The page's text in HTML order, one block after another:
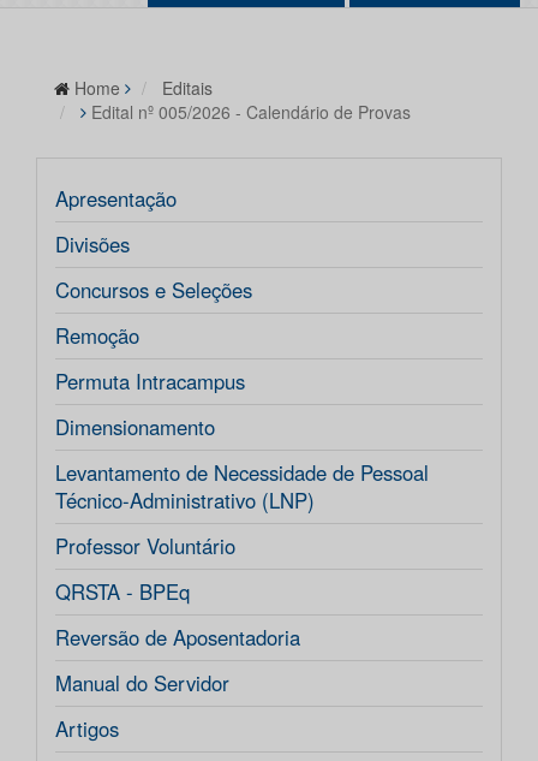
Home
Editais
Edital nº 005/2026 - Calendário de Provas
Apresentação
Divisões
Concursos e Seleções
Remoção
Permuta Intracampus
Dimensionamento
Levantamento de Necessidade de Pessoal
Técnico-Administrativo (LNP)
Professor Voluntário
QRSTA - BPEq
Reversão de Aposentadoria
Manual do Servidor
Artigos